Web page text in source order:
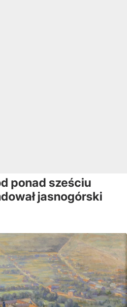
ponad sześciu
jasnogórski